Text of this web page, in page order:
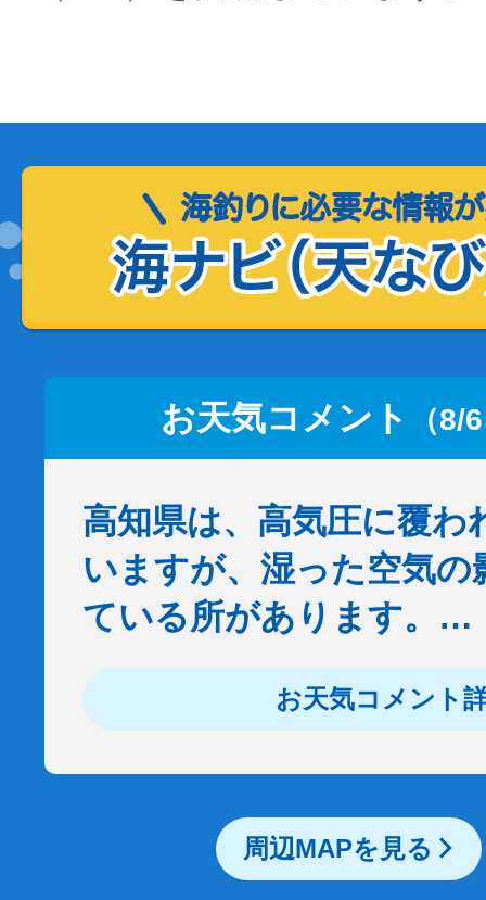
お天気コメント （8/
高知県は、高気圧に覆わ
いますが、湿った空気の
ている所があります。…
お天気コメント
周辺MAPを見る